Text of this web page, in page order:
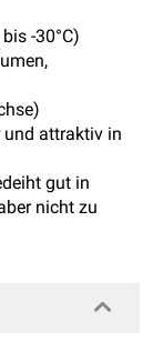
-30°C)
und attraktiv in
gut in
nicht zu